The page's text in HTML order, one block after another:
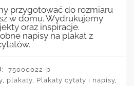
przygotować do rozmiaru
w domu. Wydrukujemy
oraz inspiracje.
napisy na plakat z
75000022-p
, plakaty, Plakaty cytaty i napisy,